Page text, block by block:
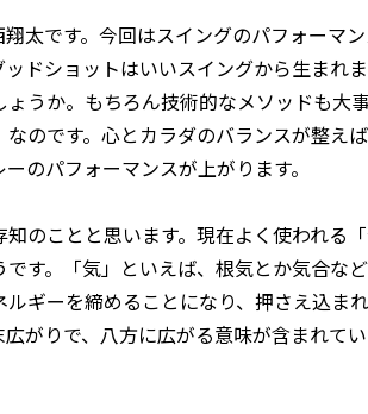
太です。今回はスイングのパフォーマ
ドショットはいいスイングから生まれ
うか。もちろん技術的なメソッドも大
のです。心とカラダのバランスが整え
のパフォーマンスが上がります。
のことと思います。現在よく使われる
す。「気」といえば、根気とか気合な
ギーを締めることになり、押さえ込ま
がりで、八方に広がる意味が含まれて